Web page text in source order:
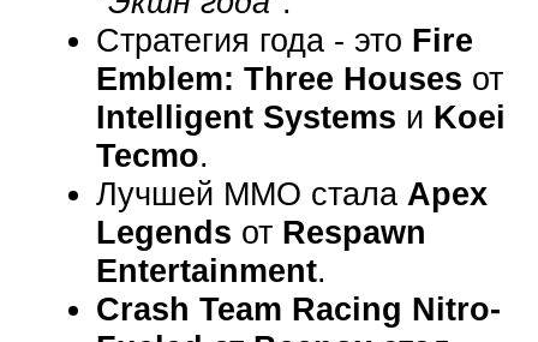
Стратегия года - это Fire
Emblem: Three Houses от
Intelligent Systems и Koei
Tecmo.
Лучшей ММО стала Apex
Legends от Respawn
Entertainment.
Crash Team Racing Nitro-